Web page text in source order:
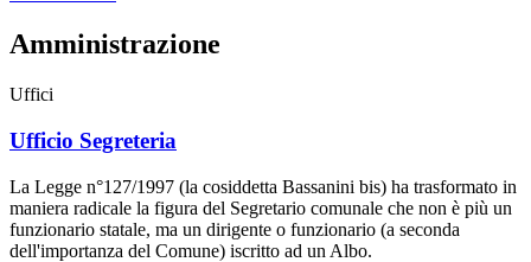
Amministrazione
Uffici
Ufficio Segreteria
La Legge n°127/1997 (la cosiddetta Bassanini bis) ha trasformato in
maniera radicale la figura del Segretario comunale che non è più un
funzionario statale, ma un dirigente o funzionario (a seconda
dell'importanza del Comune) iscritto ad un Albo.